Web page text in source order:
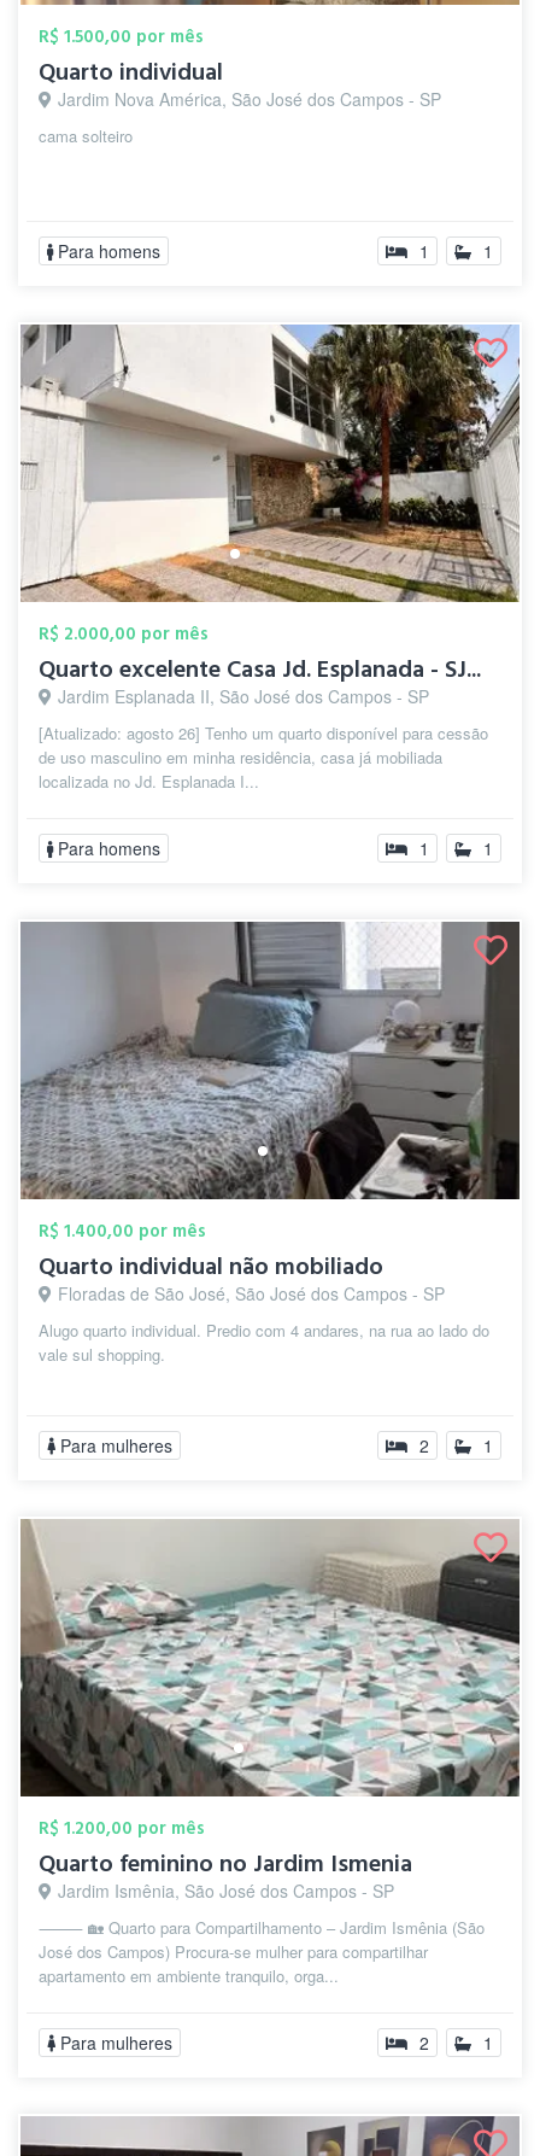
R$ 1.500,00 por mês
Quarto individual
Jardim Nova América, São José dos Campos - SP
cama solteiro
Para homens 1 1
R$ 2.000,00 por mês
Quarto excelente Casa Jd. Esplanada - SJ...
Jardim Esplanada II, São José dos Campos - SP
[Atualizado: agosto 26] Tenho um quarto disponível para cessão
de uso masculino em minha residência, casa já mobiliada
localizada no Jd. Esplanada I...
Para homens 1 1
R$ 1.400,00 por mês
Quarto individual não mobiliado
Floradas de São José, São José dos Campos - SP
Alugo quarto individual. Predio com 4 andares, na rua ao lado do
vale sul shopping.
Para mulheres 2 1
R$ 1.200,00 por mês
Quarto feminino no Jardim Ismenia
Jardim Ismênia, São José dos Campos - SP
⸻ 🏡 Quarto para Compartilhamento – Jardim Ismênia (São
José dos Campos) Procura-se mulher para compartilhar
apartamento em ambiente tranquilo, orga...
Para mulheres 2 1